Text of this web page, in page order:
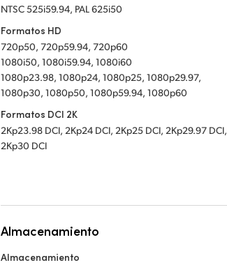
NTSC 525i59.94, PAL 625i50
Formatos HD
720p50, 720p59.94, 720p60
1080i50, 1080i59.94, 1080i60
1080p23.98, 1080p24, 1080p25, 1080p29.97,
1080p30, 1080p50, 1080p59.94, 1080p60
Formatos DCI 2K
2Kp23.98 DCI, 2Kp24 DCI, 2Kp25 DCI, 2Kp29.97 DCI,
2Kp30 DCI
Almacenamiento
Almacenamiento